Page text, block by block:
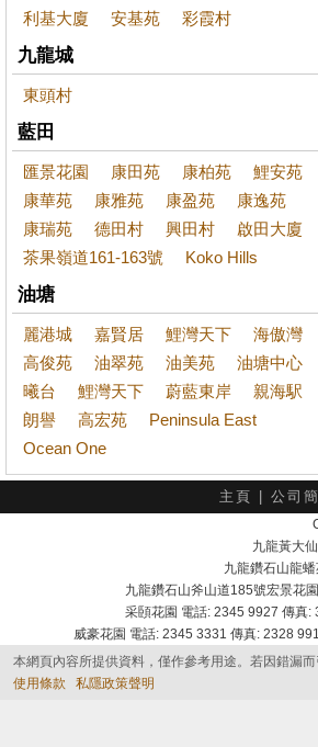
利基大廈 安基苑 彩霞村
九龍城
東頭村
藍田
匯景花園 康田苑 康柏苑
鯉安苑
康華苑
康雅苑 康盈苑
康逸苑
康瑞苑
德田村 興田村
啟田大廈
茶果嶺道161-163號
Koko Hills
油塘
麗港城 嘉賢居 鯉灣天下
海傲灣
高俊苑
油翠苑 油美苑
油塘中心
曦台
鯉灣天下 蔚藍東岸
親海駅
朗譽
高宏苑
Peninsula East
Ocean One
主頁 公司
九龍黃大
九龍鑽石山龍
九龍鑽石山斧山道185號宏景花
采頣花園 電話: 2345 9927 傳
威豪花園 電話: 2345 3331 傳真: 2328
本網頁內容所提供資料，僅作參考用途。若因錯漏
使用條款
私隱政策聲明